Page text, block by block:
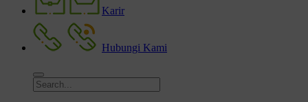
Karir
Hubungi Kami